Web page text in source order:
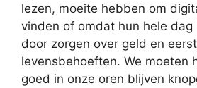
lezen, moeite hebben om
vinden of omdat hun hele
door zorgen over geld en
levensbehoeften. We moeten
goed in onze oren blijven